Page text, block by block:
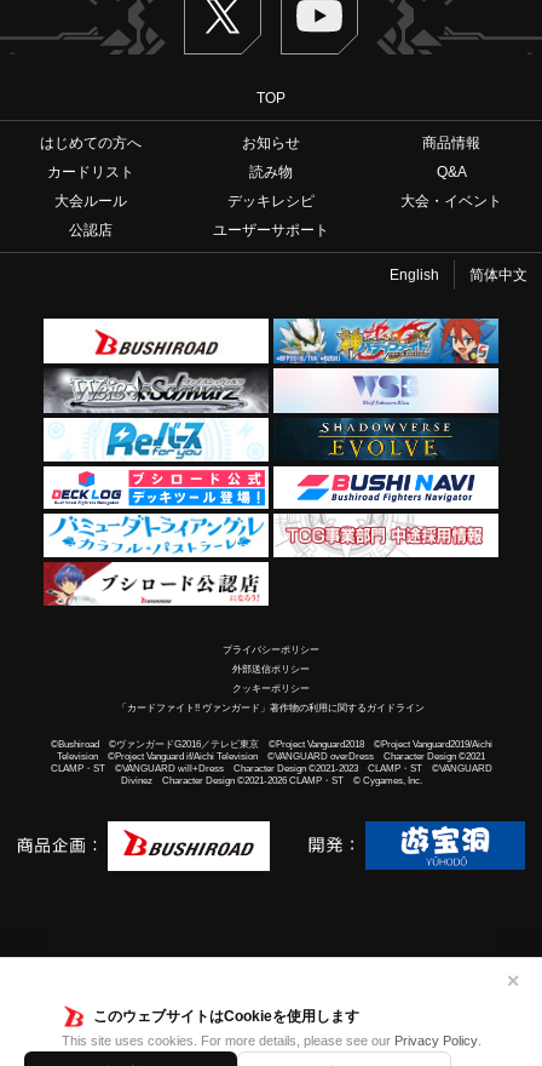
このウェブサイトはCookieを使用します
This site uses cookies. For more details, please see our Privacy Policy.
✕
TOP
はじめての方へ お知らせ
商品情報
カードリスト
読み物
Q&A
大会ルール
デッキレシピ
大会・イベント
公認店
ユーザーサポート
English 简体中文
プライバシーポリシー
外部送信ポリシー
クッキーポリシー
「カードファイト!! ヴァンガード」著作物の利用に関するガイドライン
©Bushiroad ©ヴァンガードG2016／テレビ東京 ©Project Vanguard2018 ©Project Vanguard2019/Aichi
Television ©Project Vanguard if/Aichi Television ©VANGUARD overDress Character Design ©2021
CLAMP・ST ©VANGUARD will+Dress Character Design ©2021-2023 CLAMP・ST ©VANGUARD
Divinez Character Design ©2021-2026 CLAMP・ST © Cygames, Inc.